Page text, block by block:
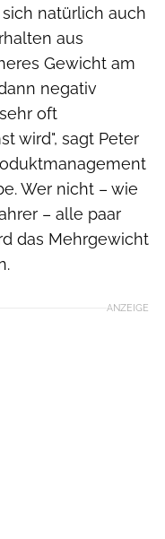
natürlich auch
aus
Gewicht am
negativ
oft
wird", sagt Peter
Wer nicht – wie
– alle paar
das Mehrgewicht
ANZEIGE